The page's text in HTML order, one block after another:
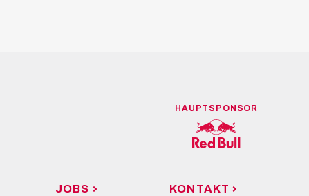
HAUPTSPONSOR
JOBS KONTAKT